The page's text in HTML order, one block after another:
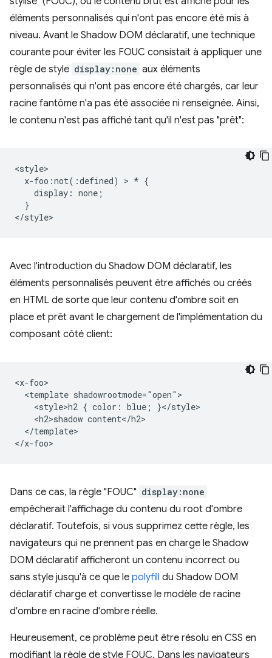
éléments personnalisés qui n'ont pas encore été mis à
niveau. Avant le Shadow DOM déclaratif, une technique
courante pour éviter les FOUC consistait à appliquer une
règle de style display:none aux éléments
personnalisés qui n'ont pas encore été chargés, car leur
racine fantôme n'a pas été associée ni renseignée. Ainsi,
le contenu n'est pas affiché tant qu'il n'est pas "prêt":
<style>
  x-foo:not(:defined) > * {
    display: none;
  }
Avec l'introduction du Shadow DOM déclaratif, les
éléments personnalisés peuvent être affichés ou créés
en HTML de sorte que leur contenu d'ombre soit en
place et prêt avant le chargement de l'implémentation du
composant côté client:
<x-foo>
  <template shadowrootmode="open">
    <style>h2 { color: blue; }</style>
    <h2>shadow content</h2>
  </template>
Dans ce cas, la règle "FOUC" display:none
empêcherait l'affichage du contenu du root d'ombre
déclaratif. Toutefois, si vous supprimez cette règle, les
navigateurs qui ne prennent pas en charge le Shadow
DOM déclaratif afficheront un contenu incorrect ou
sans style jusqu'à ce que le polyfill du Shadow DOM
déclaratif charge et convertisse le modèle de racine
d'ombre en racine d'ombre réelle.
Heureusement, ce problème peut être résolu en CSS en
modifiant la règle de style FOUC. Dans les navigateurs